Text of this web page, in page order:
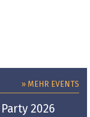
» MEHR EVENTS
2026